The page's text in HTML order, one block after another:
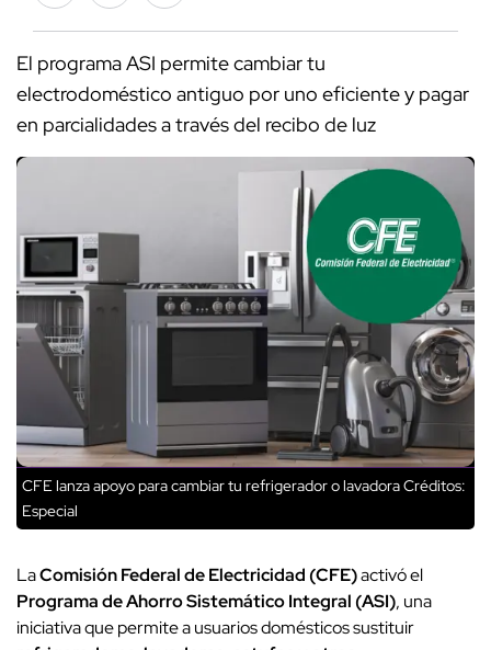
El programa ASI permite cambiar tu
electrodoméstico antiguo por uno eficiente y pagar
en parcialidades a través del recibo de luz
CFE lanza apoyo para cambiar tu refrigerador o lavadoraCréditos:
Especial
LaComisión Federal de Electricidad (CFE)activó el
Programa de Ahorro Sistemático Integral (ASI), una
iniciativa que permite a usuarios domésticos sustituir